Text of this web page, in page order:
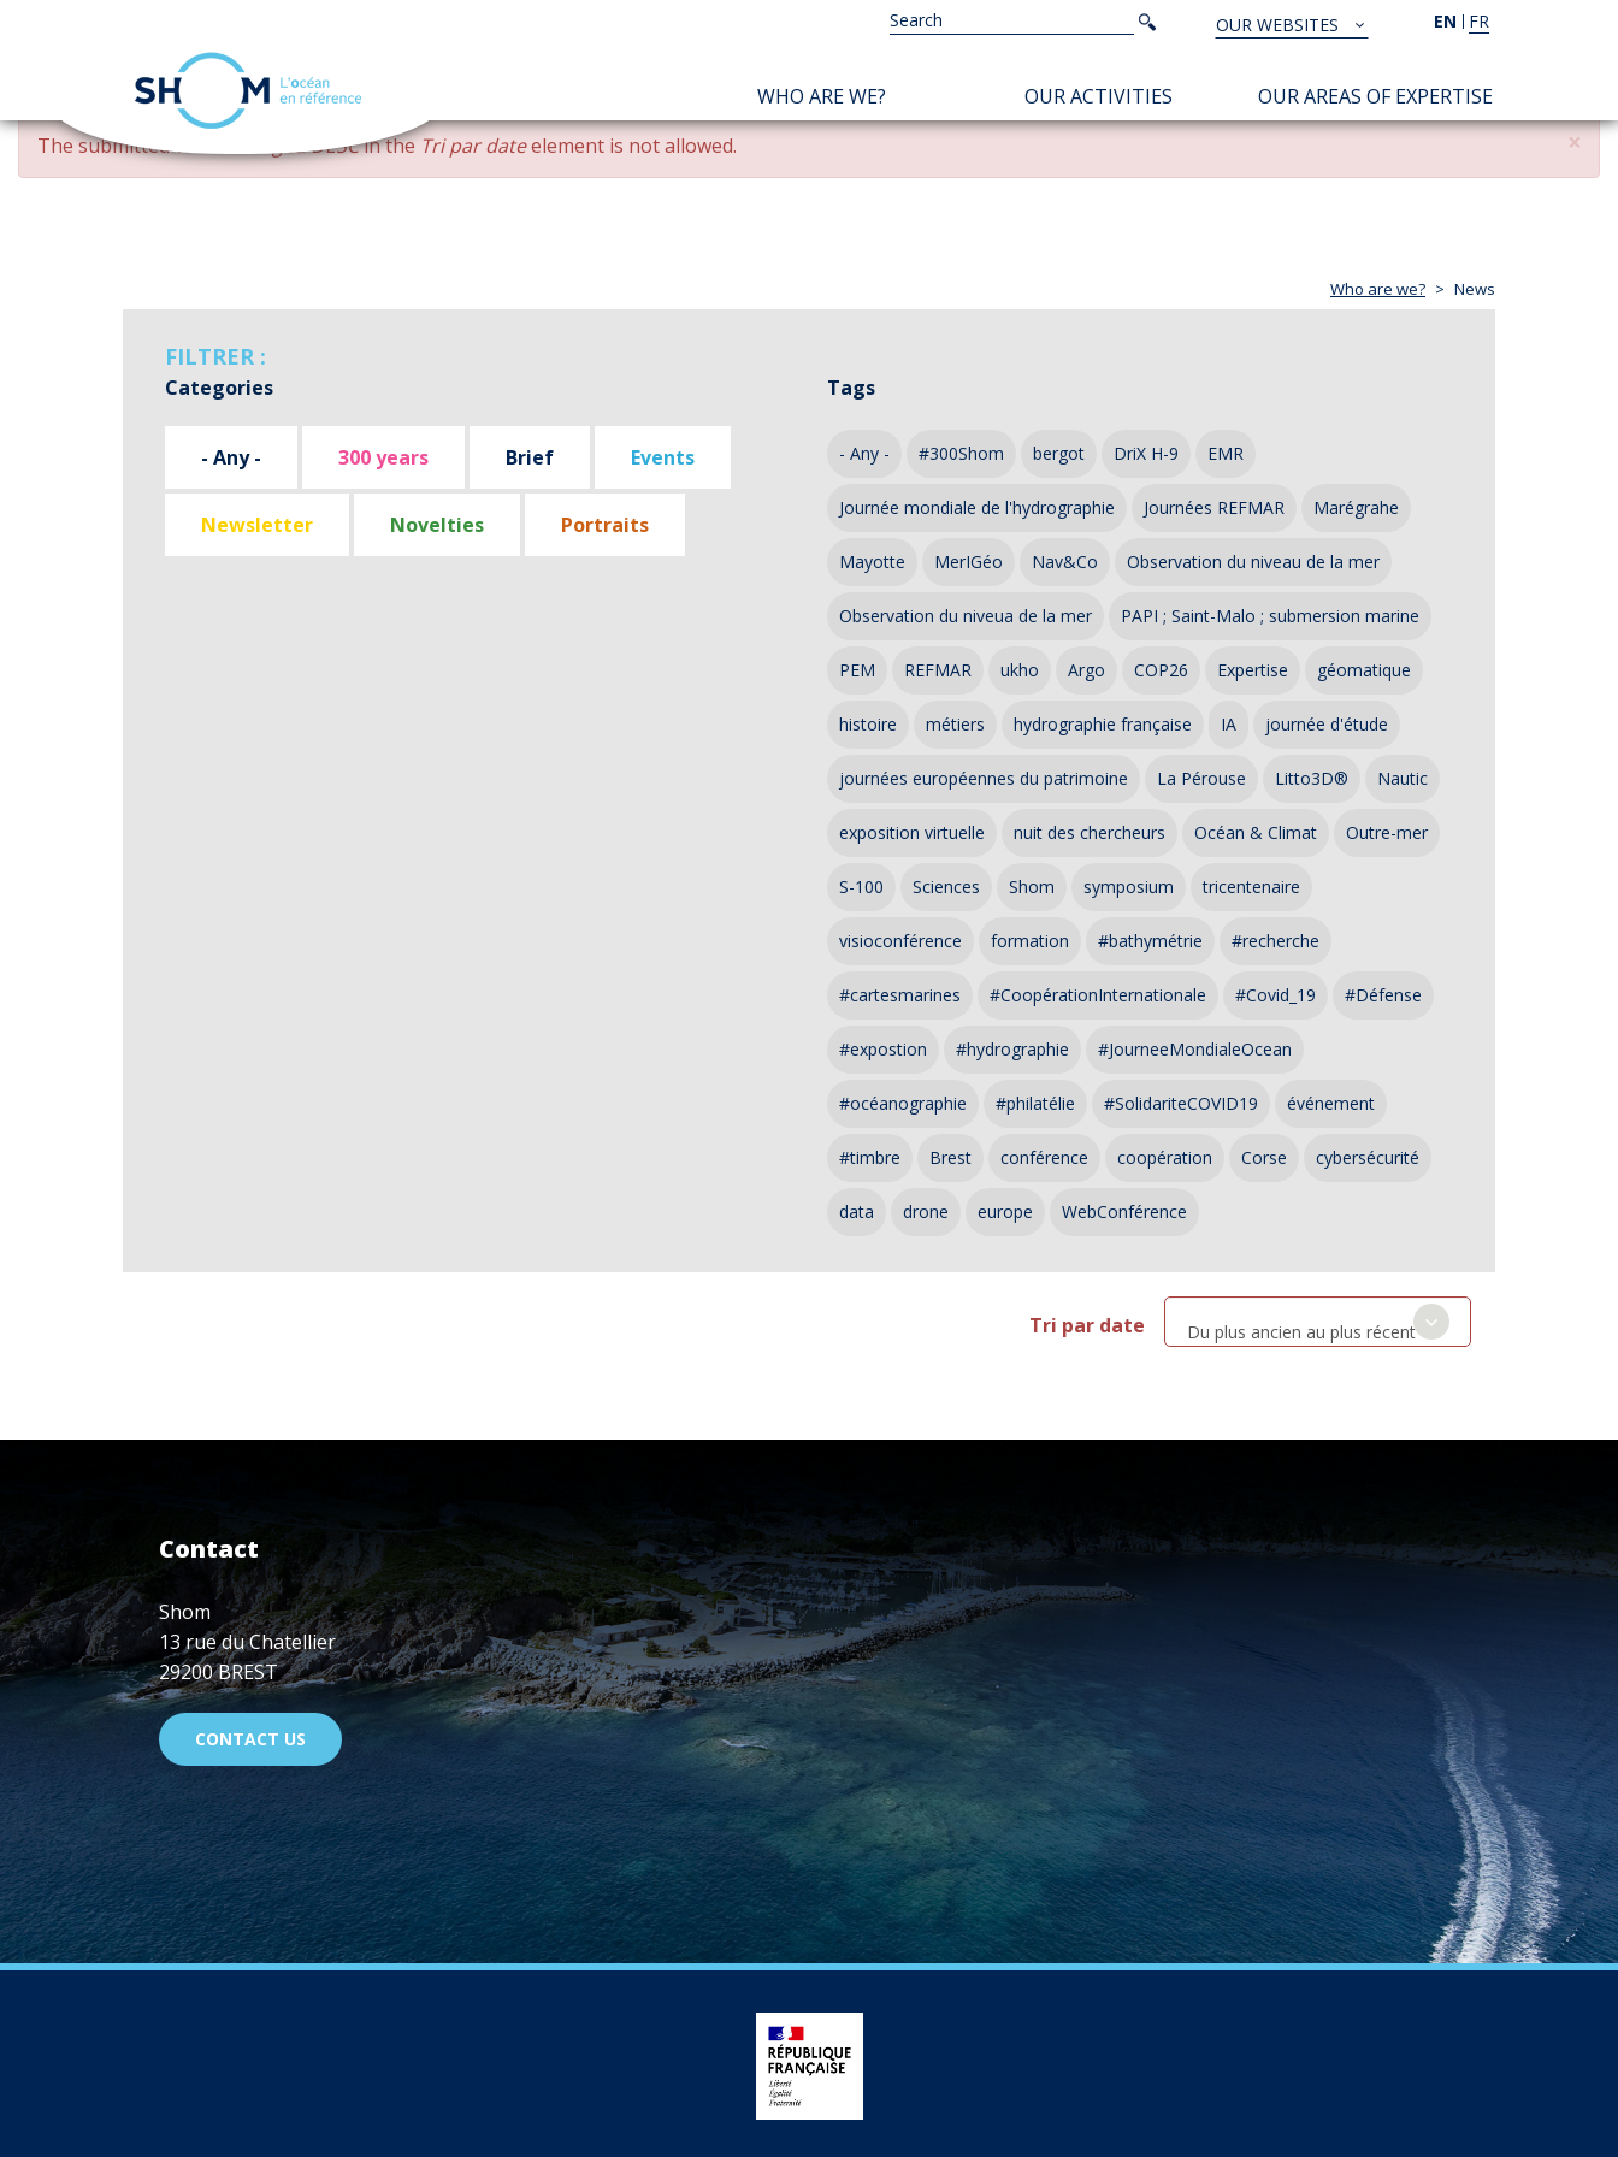
Skip
main
EN FR
TOUS
NOS
SITES
OUR WEBSITES
Search
Search
NAVIGATION
PRINCIPALE
WHO ARE WE? OUR ACTIVITIES OUR AREAS OF EXPERTISE
×
ERROR
MESSAGE
The submitted value changed DESCin theTri par dateelement is not allowed.
Who are we? News
FILTRER :
Categories
- Any - 300 years Brief Events
Newsletter Novelties Portraits
Tags
- Any - #300Shom bergot DriX H-9 EMR
Journée mondiale de l'hydrographie Journées REFMAR Marégrahe
Mayotte MerIGéo Nav&Co Observation du niveau de la mer
Observation du niveua de la mer PAPI ; Saint-Malo ; submersion marine
PEM REFMAR ukho Argo COP26 Expertise géomatique
histoire métiers hydrographie française IA journée d'étude
journées européennes du patrimoine La Pérouse Litto3D® Nautic
exposition virtuelle nuit des chercheurs Océan & Climat Outre-mer
S-100 Sciences Shom symposium tricentenaire
visioconférence formation #bathymétrie #recherche
#cartesmarines #CoopérationInternationale #Covid_19 #Défense
#expostion #hydrographie #JourneeMondialeOcean
#océanographie #philatélie #SolidariteCOVID19 événement
#timbre Brest conférence coopération Corse cybersécurité
data drone europe WebConférence
Tri par date Du plus ancien au plus récent
Contact
Shom
13 rue du Chatellier
29200 BREST
CONTACT US